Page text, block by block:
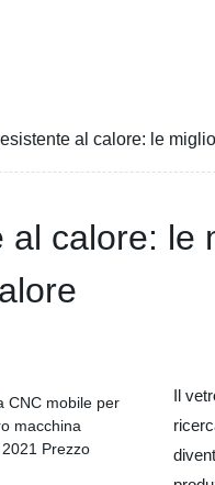
resistente al calore: le
al calore: le
Il